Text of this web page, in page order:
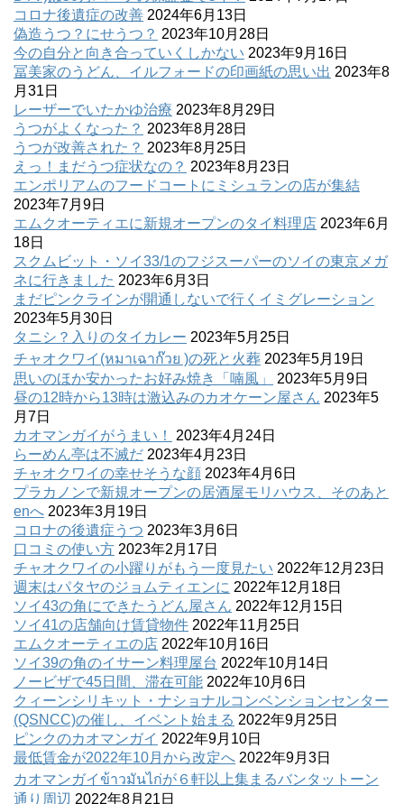
コロナ後遺症の改善 2024年6月13日
偽造うつ？にせうつ？ 2023年10月28日
今の自分と向き合っていくしかない 2023年9月16日
冨美家のうどん、イルフォードの印画紙の思い出 2023年8
月31日
レーザーでいたかゆ治療 2023年8月29日
うつがよくなった？ 2023年8月28日
うつが改善された？ 2023年8月25日
えっ！まだうつ症状なの？ 2023年8月23日
エンポリアムのフードコートにミシュランの店が集結
2023年7月9日
エムクオーティエに新規オープンのタイ料理店 2023年6月
18日
スクムビット・ソイ33/1のフジスーパーのソイの東京メガ
ネに行きました 2023年6月3日
まだピンクラインが開通しないで行くイミグレーション
2023年5月30日
タニシ？入りのタイカレー 2023年5月25日
チャオクワイ(หมาเฉาก๊วย )の死と火葬 2023年5月19日
思いのほか安かったお好み焼き「喃風」
2023年5月9日
昼の12時から13時は激込みのカオケーン屋さん 2023年5
月7日
カオマンガイがうまい！
2023年4月24日
らーめん亭は不滅だ 2023年4月23日
チャオクワイの幸せそうな顔 2023年4月6日
プラカノンで新規オープンの居酒屋モリハウス、そのあと
enへ 2023年3月19日
コロナの後遺症うつ 2023年3月6日
口コミの使い方 2023年2月17日
チャオクワイの小躍りがもう一度見たい 2022年12月23日
週末はパタヤのジョムティエンに 2022年12月18日
ソイ43の角にできたうどん屋さん 2022年12月15日
ソイ41の店舗向け賃貸物件 2022年11月25日
エムクオーティエの店 2022年10月16日
ソイ39の角のイサーン料理屋台 2022年10月14日
ノービザで45日間、滞在可能 2022年10月6日
クィーンシリキット・ナショナルコンベンションセンター
(QSNCC)の催し、イベント始まる 2022年9月25日
ピンクのカオマンガイ 2022年9月10日
最低賃金が2022年10月から改定へ 2022年9月3日
カオマンガイข้าวมันไก่が６軒以上集まるバンタットーン
通り周辺 2022年8月21日